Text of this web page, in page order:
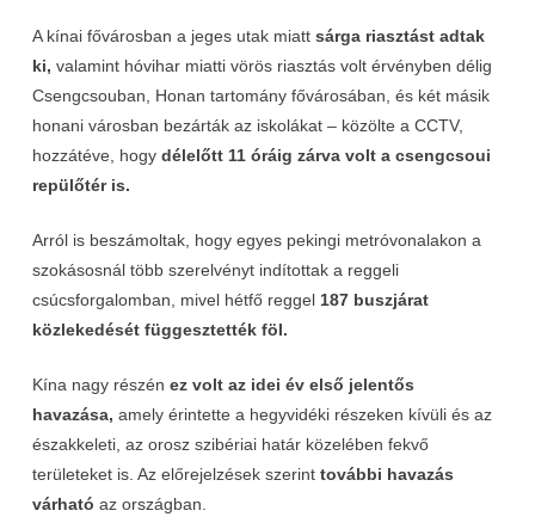
A kínai fővárosban a jeges utak miatt sárga riasztást adtak
ki, valamint hóvihar miatti vörös riasztás volt érvényben délig
Csengcsouban, Honan tartomány fővárosában, és két másik
honani városban bezárták az iskolákat – közölte a CCTV,
hozzátéve, hogy délelőtt 11 óráig zárva volt a csengcsoui
repülőtér is.
Arról is beszámoltak, hogy egyes pekingi metróvonalakon a
szokásosnál több szerelvényt indítottak a reggeli
csúcsforgalomban, mivel hétfő reggel 187 buszjárat
közlekedését függesztették föl.
Kína nagy részén ez volt az idei év első jelentős
havazása, amely érintette a hegyvidéki részeken kívüli és az
északkeleti, az orosz szibériai határ közelében fekvő
területeket is. Az előrejelzések szerint további havazás
várható az országban.